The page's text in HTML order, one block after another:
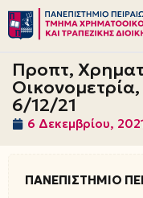
Μεταπηδήστε
στο
περιεχόμενο
Προπτ,
6/12/21
6 Δεκεμβρίου,
ΠΑΝΕΠΙΣΤΗΜΙΟ